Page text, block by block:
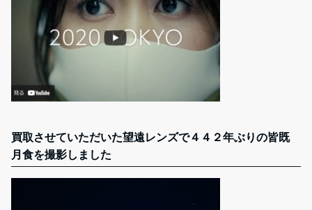
買取させていただいた望遠レンズで４４２年ぶりの皆既
月食を撮影しました